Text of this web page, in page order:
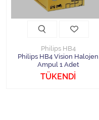
Halojen Off Road Rally
Motosiklet Halojen Far
Kamyon Halojen Far
Kamyon Halojen Park
Philips HB4
Philips HB4 Vision Halojen
Ampul 1 Adet
TÜKENDİ